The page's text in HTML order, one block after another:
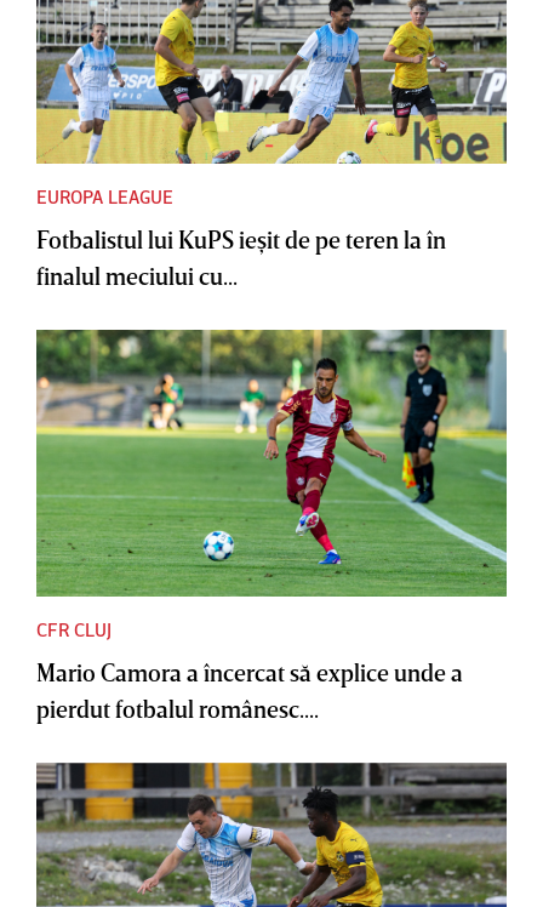
EUROPA LEAGUE
Fotbalistul lui KuPS ieşit de pe teren la în
finalul meciului cu...
CFR CLUJ
Mario Camora a încercat să explice unde a
pierdut fotbalul românesc....